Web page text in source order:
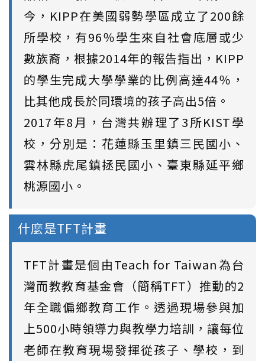
今，KIPP在美國弱勢學區成立了200餘
所學校，有96％學生來自社會底層或少
數族裔，根據2014年的報告指出，KIPP
的學生完成大學學業的比例高達44％，
比其他成長於同環境的孩子高出5倍。
2017年8月，台灣共辦理了3所KIST學
校，分別是：花蓮縣玉里鎮三民國小、
雲林縣虎尾鎮拯民國小、臺東縣延平鄉
桃源國小。
什麼是TFT計畫
TFT計畫是個由Teach for Taiwan為台
灣而教教育基金會（簡稱TFT）推動的2
年全職偏鄉教育工作。透過現場參與加
上500小時領導力與教學力培訓，讓每位
老師在教育現場發揮從孩子、學校，到